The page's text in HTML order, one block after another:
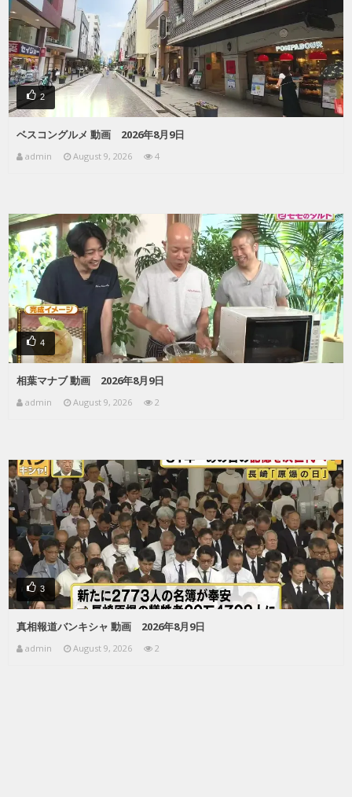
2
ベスコングルメ 動画 2026年8月9日
admin August 9, 2026 4
4
相葉マナブ 動画 2026年8月9日
admin August 9, 2026 2
3
真相報道バンキシャ 動画 2026年8月9日
admin August 9, 2026 2